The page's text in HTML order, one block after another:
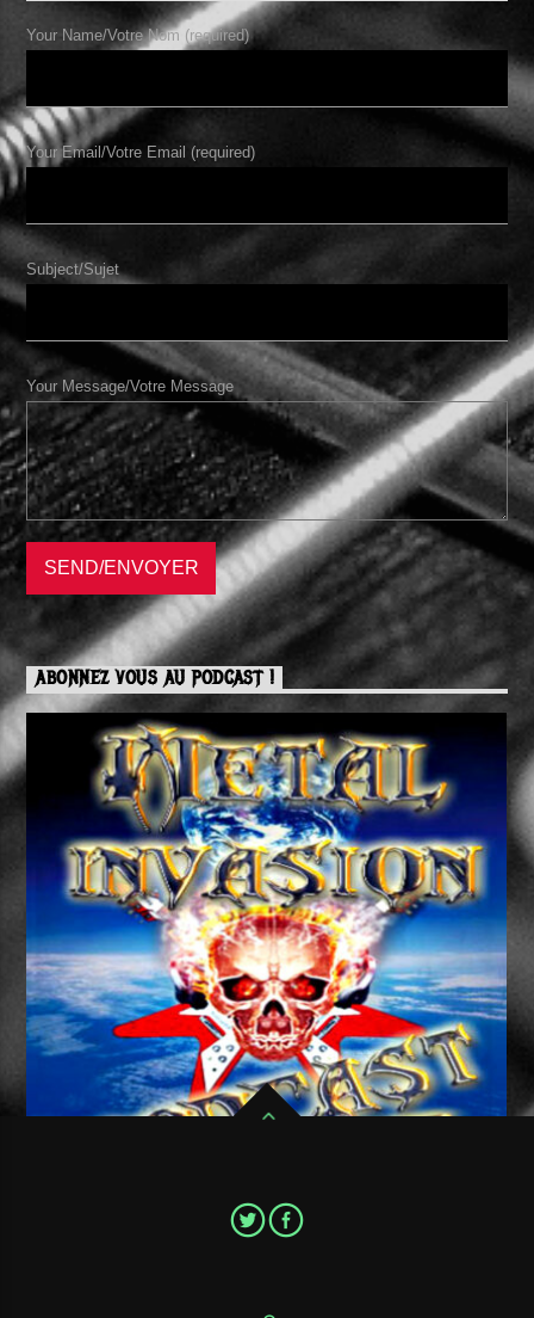
Your Name/Votre Nom (required)
Your Email/Votre Email (required)
Subject/Sujet
Your Message/Votre Message
ABONNEZ VOUS AU PODCAST !
favorite,Metal Invasion Podcast, abonnez vous au flux RSS